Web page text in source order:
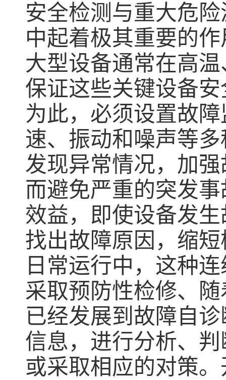
安全检测与重大危
中起着极其重要的
大型设备通常在高
保证这些关键设备
为此，必须设置故
速、振动和噪声等
发现异常情况，加
而避免严重的突发
效益，即使设备发
找出故障原因，缩
日常运行中，这种
采取预防性检修、
已经发展到故障自
信息，进行分析、
或采取相应的对策